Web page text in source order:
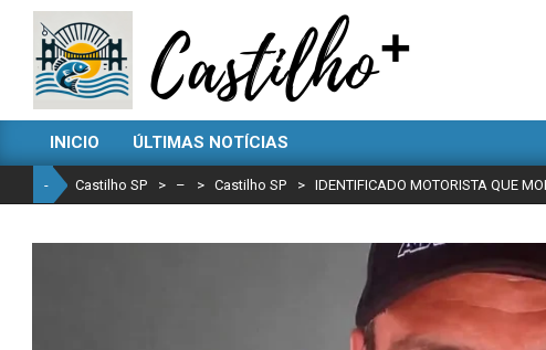
content
CASTILHO
SP
Primary
Navigation
Menu
INICIO ÚLTIMAS NOTÍCIAS
- Castilho SP > – > Castilho SP > IDENTIFICADO MOTORISTA QUE